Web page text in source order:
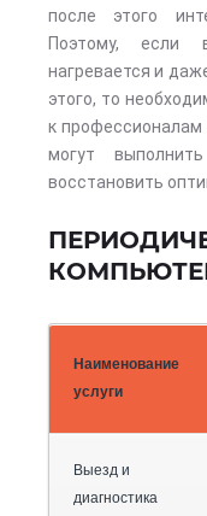
после этого
Поэтому, если
нагревается и
этого, то
к
могут
восстановить
Наименование
услуги
Выезд и
диагностика